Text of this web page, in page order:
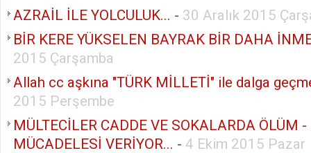
AZRAİL İLE YOLCULUK... - 30 Aralık 2015
BİR KERE YÜKSELEN BAYRAK BİR DAHA
2015 Çarşamba
Allah cc aşkına "TÜRK MİLLETİ" ile dalga
2015 Perşembe
MÜLTECİLER CADDE VE SOKALARDA ÖLÜM
MÜCADELESİ VERİYOR... - 4 Ekim 2015 Pazar